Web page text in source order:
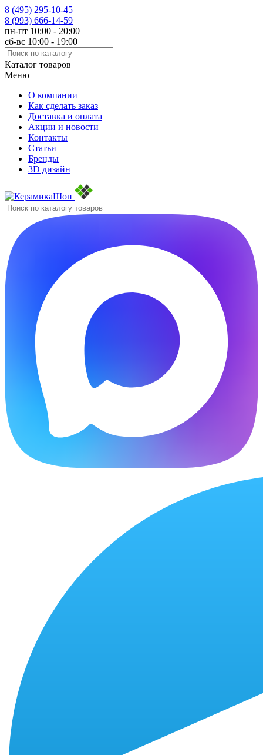
8 (495) 295-10-45
8 (993) 666-14-59
пн-пт 10:00 - 20:00
сб-вс 10:00 - 19:00
Каталог товаров
Меню
О компании
Как сделать заказ
Доставка и оплата
Акции и новости
Контакты
Статьи
Бренды
3D дизайн